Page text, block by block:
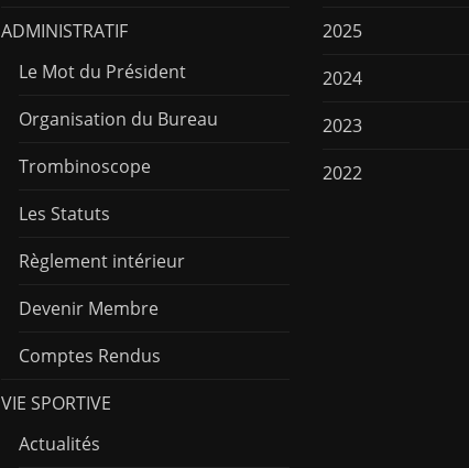
ADMINISTRATIF
Le Mot du Président
Organisation du Bureau
Trombinoscope
Les Statuts
Règlement intérieur
Devenir Membre
Comptes Rendus
VIE SPORTIVE
Actualités
2025
2024
2023
2022